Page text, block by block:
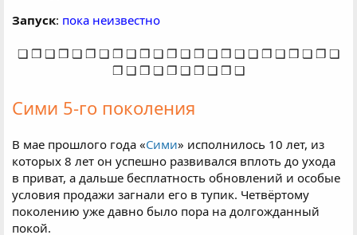
Запуск: пока неизвестно
❏ ❐ ❑ ❒ ❏ ❐ ❏ ❐ ❑ ❒ ❏ ❐ ❑ ❒ ❑ ❒ ❑ ❏ ❐ ❑ ❒ ❏ ❐ ❏
❐ ❑ ❒ ❏ ❐ ❑ ❒ ❑ ❒ ❑​
Сими 5-го поколения
В мае прошлого года «Сими» исполнилось 10 лет, из
которых 8 лет он успешно развивался вплоть до ухода
в приват, а дальше бесплатность обновлений и особые
условия продажи загнали его в тупик. Четвёртому
поколению уже давно было пора на долгожданный
покой.